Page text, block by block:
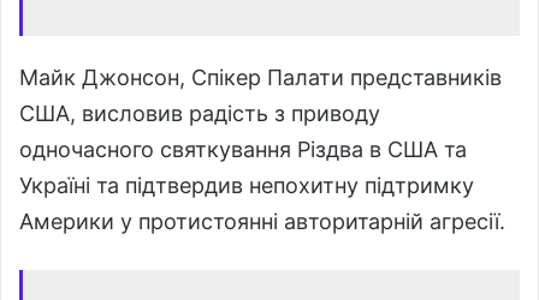
Майк Джонсон, Спікер Палати представників
США, висловив радість з приводу
одночасного святкування Різдва в США та
Україні та підтвердив непохитну підтримку
Америки у протистоянні авторитарній агресії.